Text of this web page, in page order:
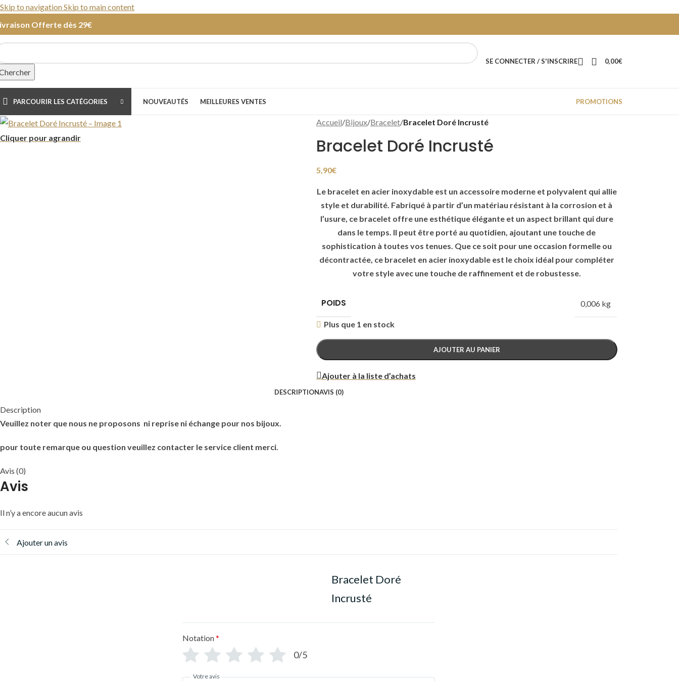
Skip to navigationSkip to main content
Offerte dès 29€
SE CONNECTER / S'INSCRIRE 0,00€
PARCOURIR LES CATÉGORIES NOUVEAUTÉS MEILLEURES VENTES PROMOTIONS
Cliquer pour agrandir
Accueil/Bijoux/Bracelet/Bracelet Doré Incrusté
Bracelet Doré Incrusté
5,90€
Le bracelet en acier inoxydable est un accessoire moderne et polyvalent qui allie
style et durabilité. Fabriqué à partir d’un matériau résistant à la corrosion et à
l’usure, ce bracelet offre une esthétique élégante et un aspect brillant qui dure
dans le temps. Il peut être porté au quotidien, ajoutant une touche de
sophistication à toutes vos tenues. Que ce soit pour une occasion formelle ou
décontractée, ce bracelet en acier inoxydable est le choix idéal pour compléter
votre style avec une touche de raffinement et de robustesse.
POIDS 0,006 kg
Plus que 1 en stock
AJOUTER AU PANIER
Ajouter à la liste d’achats
DESCRIPTIONAVIS (0)
Description
Veuillez noter que nous ne proposons ni reprise ni échange pour nos bijoux.
pour toute remarque ou question veuillez contacter le service client merci.
Avis (0)
Avis
Il n’y a encore aucun avis
Ajouter un avis
Bracelet Doré
Incrusté
Notation*
0/5
Votre avis